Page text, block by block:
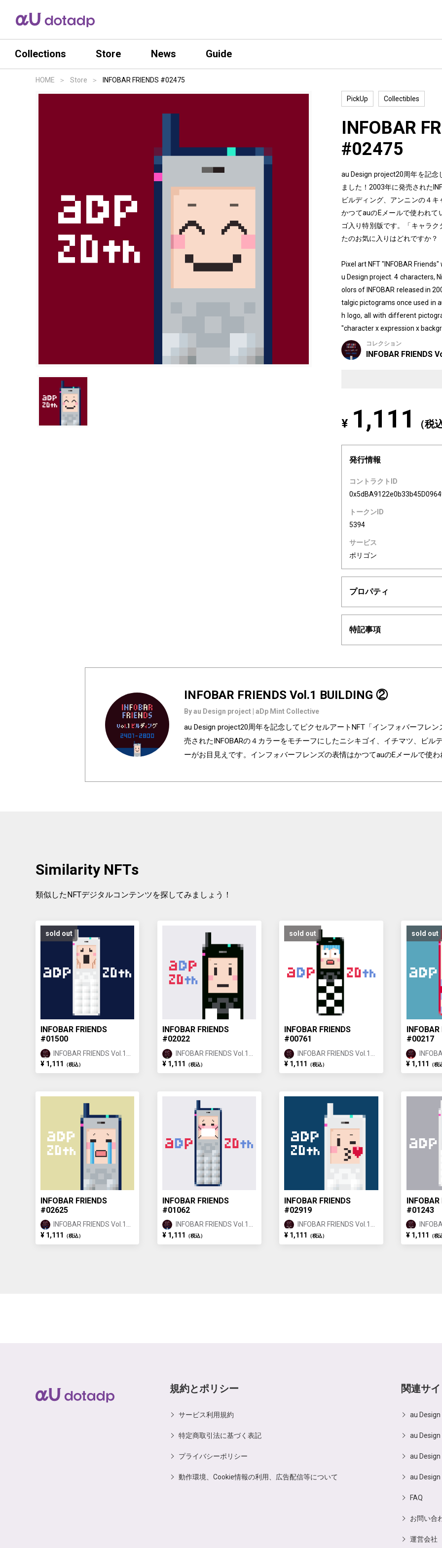
Collections Store News Guide
HOME Store INFOBAR FRIENDS #02475
PickUp Collectibles
INFOBAR
#02475
au Design project20周年を記念
ました！2003年に発売された
ビルディング、アンニンの４
かつてauのEメールで使われて
ゴ入り特別版です。「キャラ
たのお気に入りはどれですか？
Pixel art NFT "INFOBAR
u Design project. 4 characters,
olors of INFOBAR released in
talgic pictograms once used in
h logo, all with different
"character x expression x
コレクション
INFOBAR FRIENDS
¥ 1,111 （税
発行情報
コントラクトID
トークンID
5394
サービス
ポリゴン
プロパティ
特記事項
INFOBAR FRIENDS Vol.1 BUILDING ②
By au Design project | aDp Mint Collective
au Design project20周年を記念してピクセルアートNFT「インフォバーフレ
売されたINFOBARの４カラーをモチーフにしたニシキゴイ、イチマツ、ビル
ーがお目見えです。インフォバーフレンズの表情はかつてauのEメールで使
種類♪あなたのお気に入りはどれですか？ Pixel art NFT "INFOBAR Friends"
Similarity NFTs
類似したNFTデジタルコンテンツを探してみましょう！
sold out
INFOBAR FRIENDS
#01500
INFOBAR FRIENDS Vol.1
ANNIN ①
¥ 1,111 （税込）
INFOBAR FRIENDS
#02022
INFOBAR FRIENDS Vol.1
ICHIMATSU ②
¥ 1,111 （税込）
sold out
INFOBAR FRIENDS
#00761
INFOBAR FRIENDS Vol.1
ICHIMATSU ①
¥ 1,111 （税込）
sold out
#00217
¥ 1,111 （税
INFOBAR FRIENDS
#02625
INFOBAR FRIENDS Vol.1
BUILDING ②
¥ 1,111 （税込）
INFOBAR FRIENDS
#01062
INFOBAR FRIENDS Vol.1
BUILDING ①
¥ 1,111 （税込）
INFOBAR FRIENDS
#02919
INFOBAR FRIENDS Vol.1
ANNIN ②
¥ 1,111 （税込）
INFOBAR
#01243
ANNIN
¥ 1,111 （税
規約とポリシー
サービス利用規約
特定商取引法に基づく表記
プライバシーポリシー
動作環境、Cookie情報の利用、広告配信等について
関連サイ
au
au
au
au
FAQ
お問い合
運営会社